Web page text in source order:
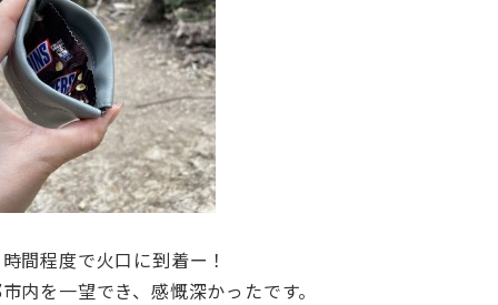
間程度で火口に到着ー！
内を一望でき、感慨深かったです。